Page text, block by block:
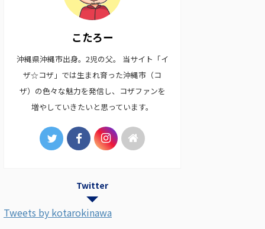
こたろー
沖縄県沖縄市出身。2児の父。 当サイト「イ
ザ☆コザ」では生まれ育った沖縄市（コ
ザ）の色々な魅力を発信し、コザファンを
増やしていきたいと思っています。
Twitter
Tweets by kotarokinawa